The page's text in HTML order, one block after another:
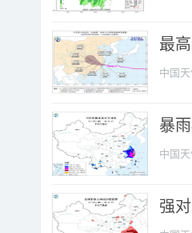
最
中国天
暴
中国天
强